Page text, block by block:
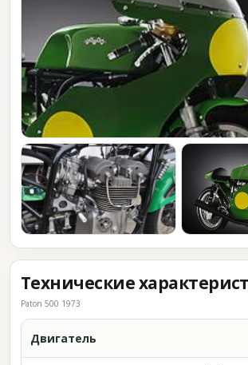
Технические
Paton 500 1973
Двигатель